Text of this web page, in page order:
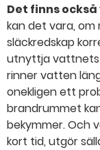
Det finns
kan det vara,
släckredskap
utnyttja vattnets
rinner vatten
onekligen ett
brandrummet
bekymmer. Och
kort tid, utgör